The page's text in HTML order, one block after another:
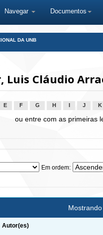
Navegar Documentos
DA UNB
Cláudio
E F G H J K
ou entre com as primeiras
Em ordem:
Autor(es)